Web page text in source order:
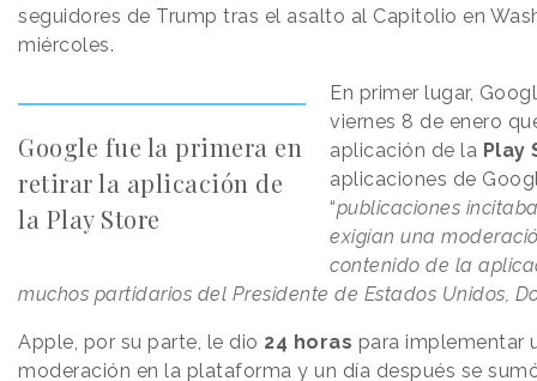
seguidores de Trump tras el asalto al Capitolio en
miércoles.
Google fue la primera en
retirar la aplicación de
la Play Store
En primer lugar,
viernes 8 de enero
aplicación de la Play
aplicaciones de
“publicaciones
exigían una
contenido de la
muchos partidarios del Presidente de Estados Unidos,
Apple, por su parte, le dio 24 horas para implementar
moderación en la plataforma y un día después se